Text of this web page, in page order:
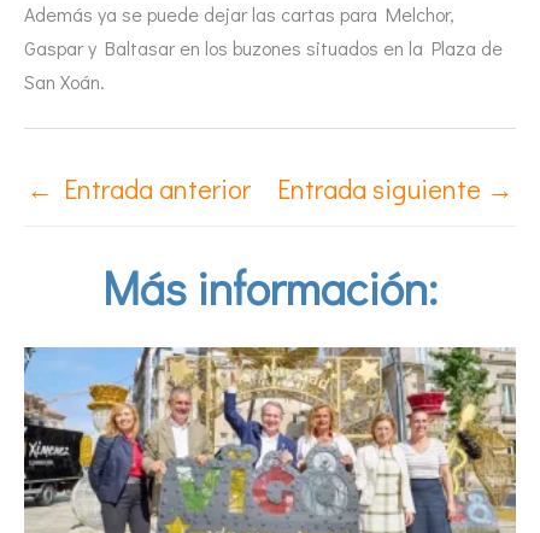
Además ya se puede dejar las cartas para Melchor,
Gaspar y Baltasar en los buzones situados en la Plaza de
San Xoán.
← Entrada anterior Entrada siguiente →
Más información: